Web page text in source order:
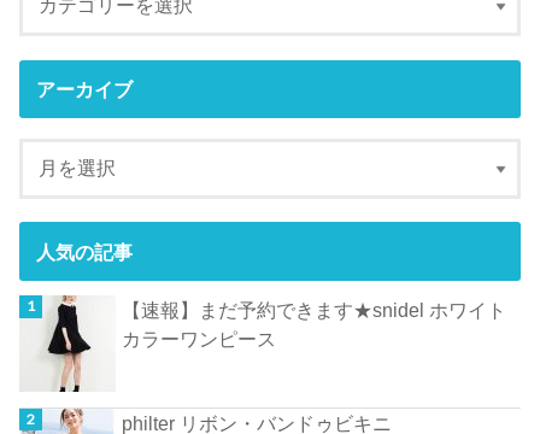
アーカイブ
人気の記事
【速報】まだ予約できます★snidel ホワイト
カラーワンピース
philter リボン・バンドゥビキニ